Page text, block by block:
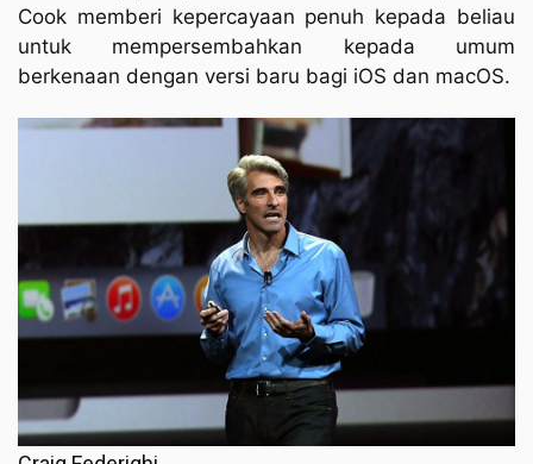
Cook memberi kepercayaan penuh kepada beliau
untuk mempersembahkan kepada umum
berkenaan dengan versi baru bagi iOS dan macOS.